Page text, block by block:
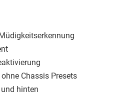
Chassis Presets
hinten